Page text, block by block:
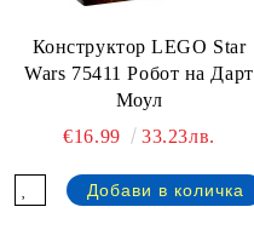
Конструктор LEGO Star
Wars 75411 Робот на Дарт
Моул
€16.99
33.23лв.